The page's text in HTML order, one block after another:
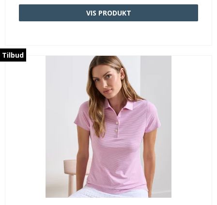
VIS PRODUKT
Tilbud